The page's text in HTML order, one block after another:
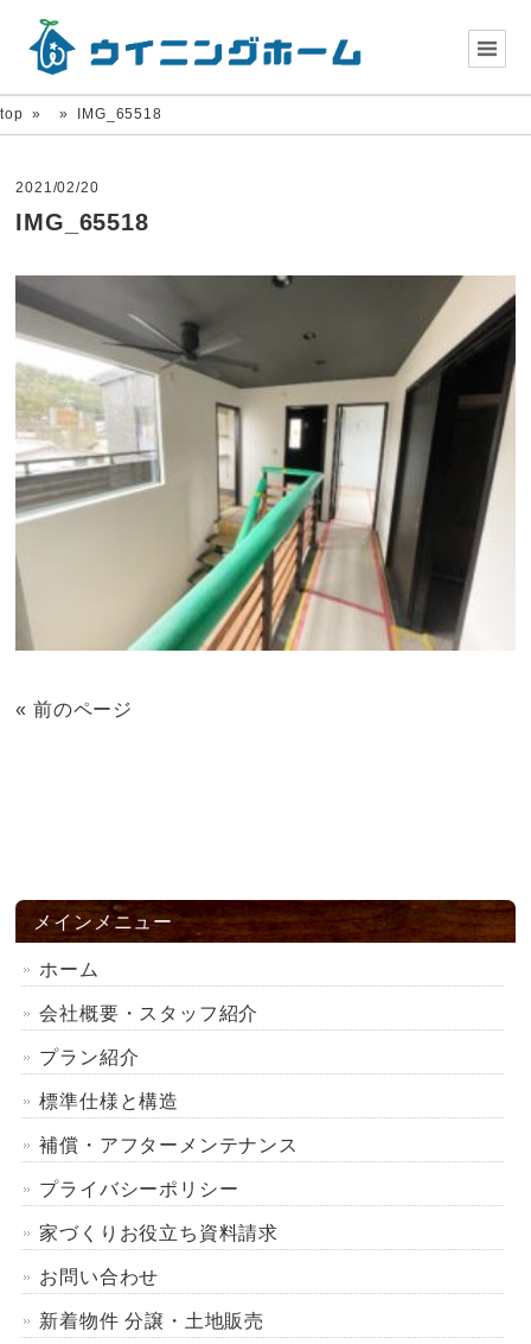
top » » IMG_65518
2021/02/20
IMG_65518
« 前のページ
メインメニュー
ホーム
会社概要・スタッフ紹介
プラン紹介
標準仕様と構造
補償・アフターメンテナンス
プライバシーポリシー
家づくりお役立ち資料請求
お問い合わせ
新着物件 分譲・土地販売